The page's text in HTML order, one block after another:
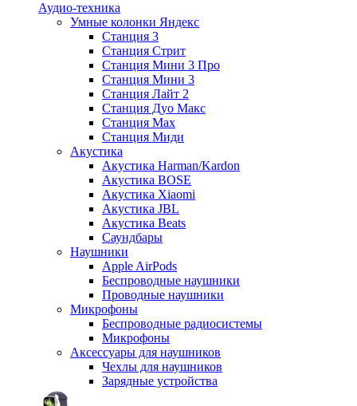
Аудио-техника
Умные колонки Яндекс
Станция 3
Станция Стрит
Станция Мини 3 Про
Станция Мини 3
Станция Лайт 2
Станция Дуо Макс
Станция Max
Станция Миди
Акустика
Акустика Harman/Kardon
Акустика BOSE
Акустика Xiaomi
Акустика JBL
Акустика Beats
Саундбары
Наушники
Apple AirPods
Беспроводные наушники
Проводные наушники
Микрофоны
Беспроводные радиосистемы
Микрофоны
Аксессуары для наушников
Чехлы для наушников
Зарядные устройства